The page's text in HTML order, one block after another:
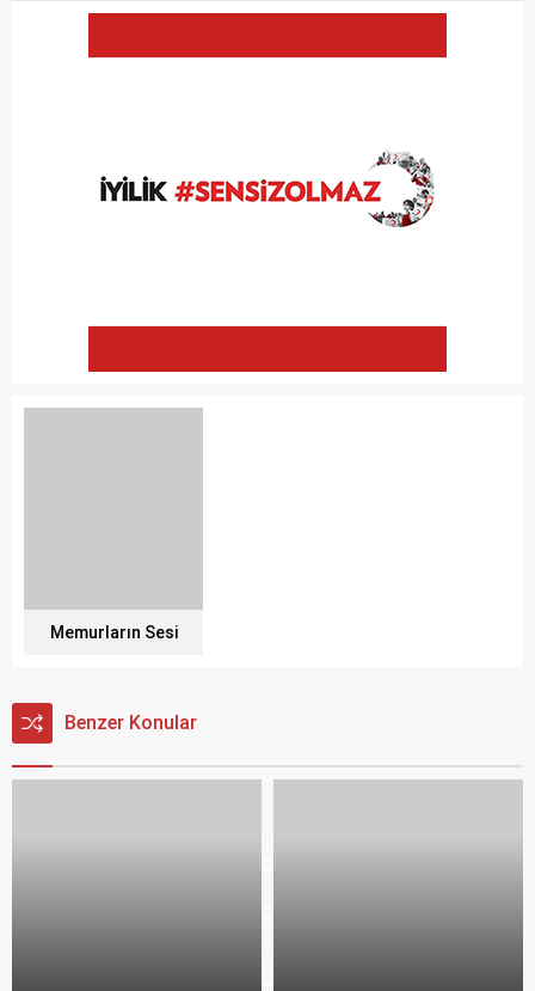
Memurların Sesi
Benzer Konular